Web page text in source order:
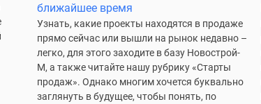
ближайшее время
Узнать, какие проекты находятся в продаже
прямо сейчас или вышли на рынок недавно –
легко, для этого заходите в базу Новострой-
М, а также читайте нашу рубрику «Старты
продаж». Однако многим хочется буквально
заглянуть в будущее, чтобы понять, по